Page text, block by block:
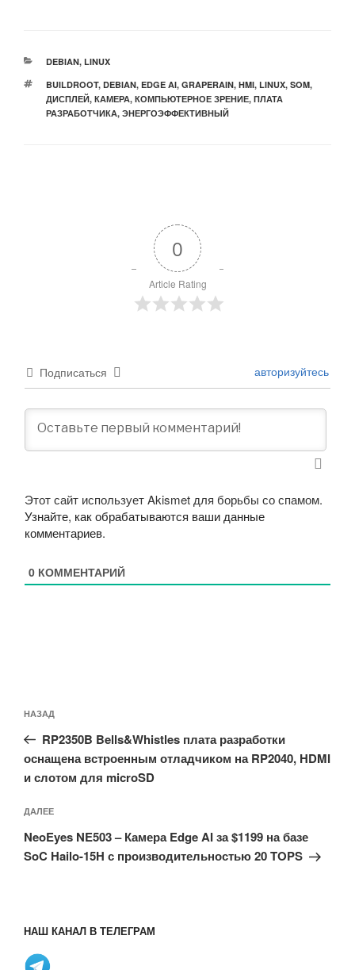
РУБРИКИ
DEBIAN, LINUX
МЕТКИ
BUILDROOT, DEBIAN, EDGE AI, GRAPERAIN, HMI, LINUX, SOM,
ДИСПЛЕЙ, КАМЕРА, КОМПЬЮТЕРНОЕ ЗРЕНИЕ, ПЛАТА
РАЗРАБОТЧИКА, ЭНЕРГОЭФФЕКТИВНЫЙ
0
Article Rating
Подписаться авторизуйтесь
Этот сайт использует Akismet для борьбы со спамом.
Узнайте, как обрабатываются ваши данные
комментариев.
0 КОММЕНТАРИЙ
по
записям
Предыдущая
запись:
НАЗАД
RP2350B Bells&Whistles плата разработки
оснащена встроенным отладчиком на RP2040, HDMI
и слотом для microSD
Следующая
запись
ДАЛЕЕ
NeoEyes NE503 – Камера Edge AI за $1199 на базе
SoC Hailo-15H с производительностью 20 TOPS
НАШ КАНАЛ В ТЕЛЕГРАМ